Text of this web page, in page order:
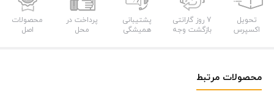
تحویل
اکسپرس
7 روز گارانتی
بازگشت وجه
پشتیبانی
همیشگی
پرداخت در
محل
محصولات
اصل
محصولات مرتبط